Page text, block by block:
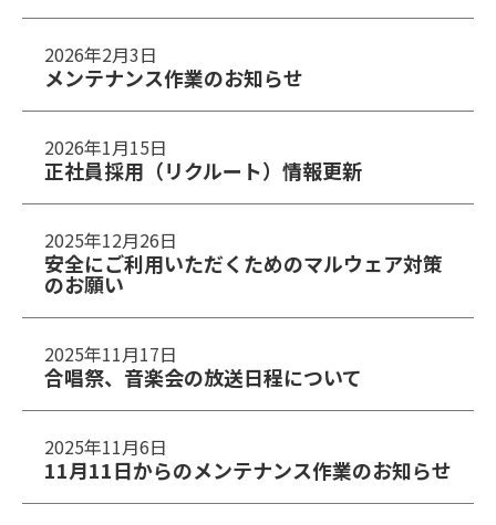
メンテナンス作業のお知らせ
2026年2月3日
正社員採用（リクルート）情報更新
2026年1月15日
安全にご利用いただくためのマルウェア対策
のお願い
2025年12月26日
合唱祭、音楽会の放送日程について
2025年11月17日
11月11日からのメンテナンス作業のお知らせ
2025年11月6日